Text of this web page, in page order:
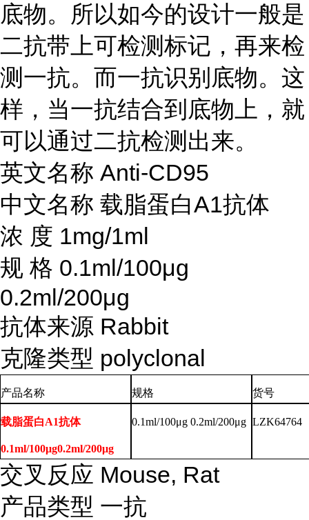
底物。所以如今的设计一般是
二抗带上可检测标记，再来检
测一抗。而一抗识别底物。这
样，当一抗结合到底物上，就
可以通过二抗检测出来。
英文名称 Anti-CD95
中文名称 载脂蛋白A1抗体
浓 度 1mg/1ml
规 格 0.1ml/100μg
0.2ml/200μg
抗体来源 Rabbit
克隆类型 polyclonal
产品名称 规格 货号
载脂蛋白A1抗体
0.1ml/100μg0.2ml/200μg
0.1ml/100μg 0.2ml/200μg LZK64764
交叉反应 Mouse, Rat
产品类型 一抗